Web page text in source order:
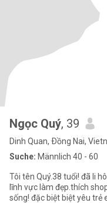
Ngọc Quý, 39
Dinh Quan, Ðồng Nai,
Suche: Männlich 40 - 60
Tôi tên Quý.38 tuổi! đã li hôn và có 2 người con! tôi làm việc
lĩnh vực làm đẹp.thích
sống! đặc biệt biệt yêu trẻ